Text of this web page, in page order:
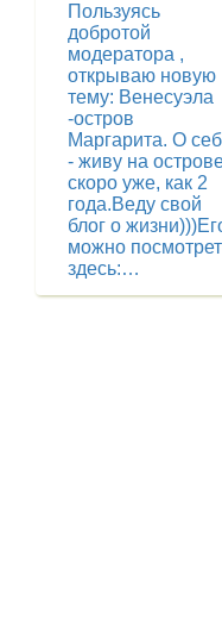
Пользуясь
добротой
модератора ,
открываю новую
тему: Венесуэла
-остров
Маргарита. О
- живу на
скоро уже, как 2
года.Веду свой
блог о
можно
здесь:…